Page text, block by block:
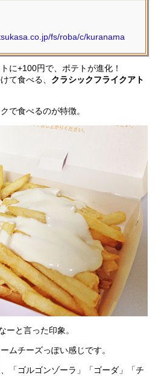
fs/roba/c/kuranama
に+100円で、ポテトが進化！
て食べる、 クラシックフライクアト
で食べるのが特徴。
ーと言った印象。
ムチーズっぽい感じです。
「ゴルゴンゾーラ」「ゴーダ」「チ